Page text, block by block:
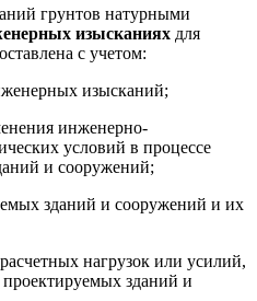
грунтов натурными
изысканиях для
с учетом:
изысканий;
инженерно-
условий в процессе
и сооружений;
зданий и сооружений и их
нагрузок или усилий,
зданий и